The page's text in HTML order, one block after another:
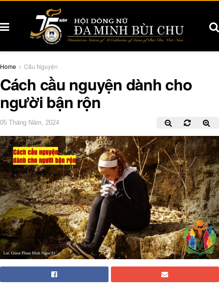
Home Cầu Nguyện
Cách cầu nguyện dành cho
người bận rộn
05 Tháng Năm, 2024